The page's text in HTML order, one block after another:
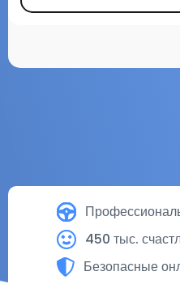
450 тыс.
Безопасные